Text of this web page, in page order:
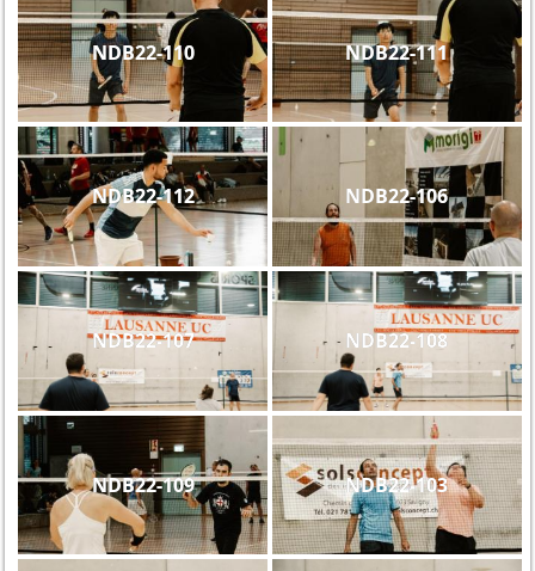
NDB22-110 NDB22-111
NDB22-112 NDB22-106
NDB22-107 NDB22-108
NDB22-109 NDB22-103